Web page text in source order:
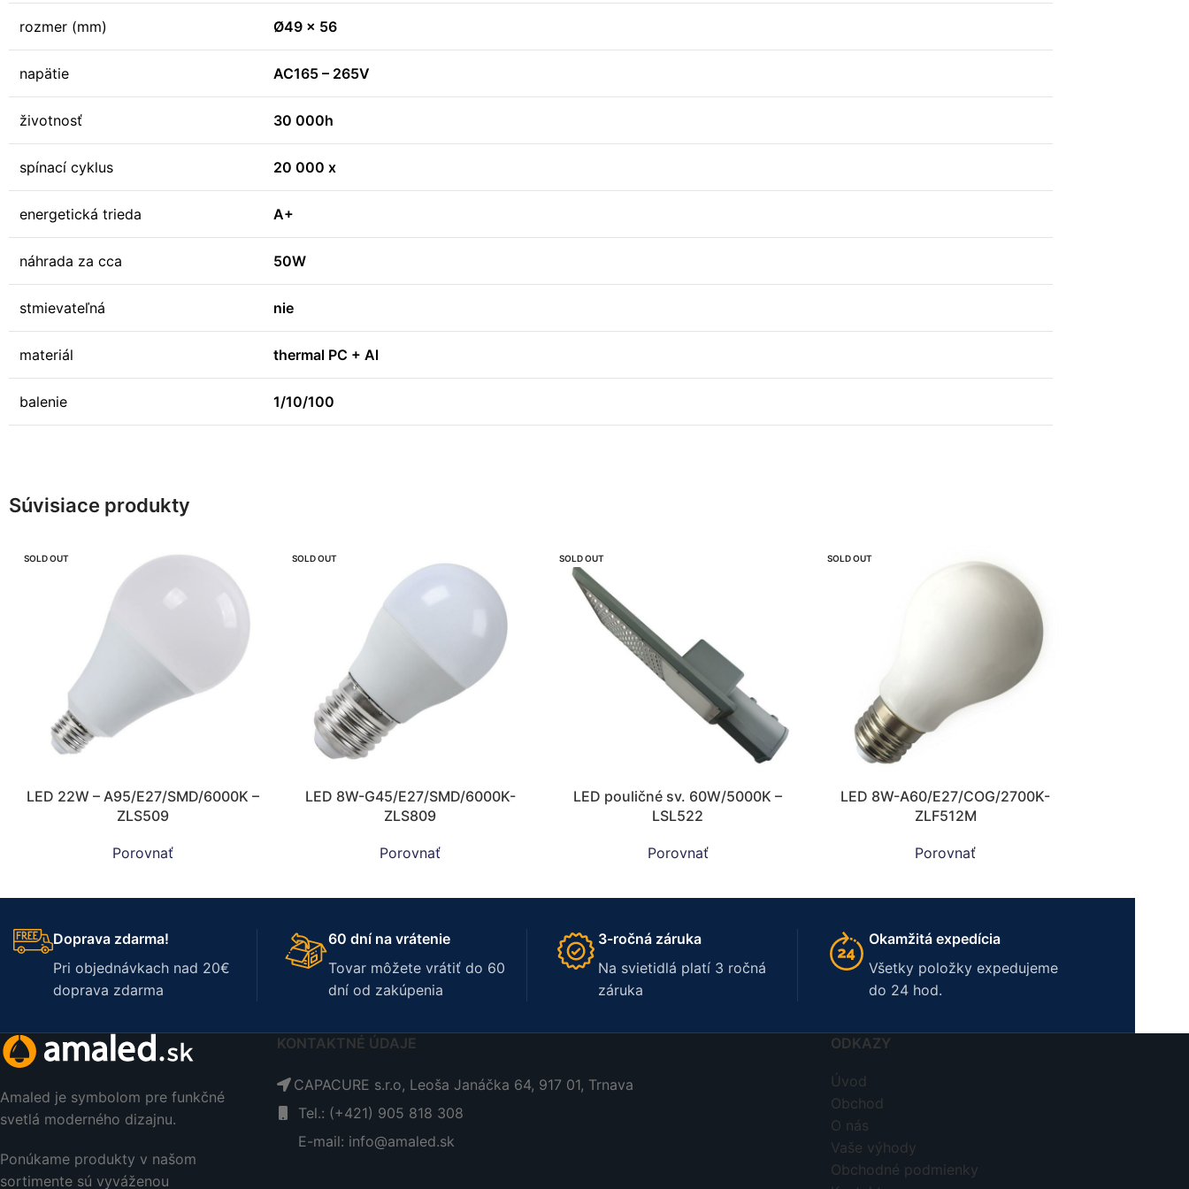
rozmer (mm) Ø49 x 56
napätie AC165 – 265V
životnosť 30 000h
spínací cyklus 20 000 x
energetická trieda A+
náhrada za cca 50W
stmievateľná nie
materiál thermal PC + Al
balenie 1/10/100
Súvisiace produkty
SOLD OUT
LED 22W – A95/E27/SMD/6000K –
ZLS509
Porovnať
SOLD OUT
LED 8W-G45/E27/SMD/6000K-
ZLS809
Porovnať
SOLD OUT
LED pouličné sv. 60W/5000K –
LSL522
Porovnať
SOLD OUT
LED 8W-A60/E27/COG/2700K-
ZLF512M
Porovnať
Doprava zdarma!
Pri objednávkach nad 20€
doprava zdarma
60 dní na vrátenie
Tovar môžete vrátiť do 60
dní od zakúpenia
3-ročná záruka
Na svietidlá platí 3 ročná
záruka
Okamžitá expedícia
Všetky položky expedujeme
do 24 hod.
Amaled je symbolom pre funkčné
svetlá moderného dizajnu.
Ponúkame produkty v našom
sortimente sú vyváženou
KONTAKTNÉ ÚDAJE
CAPACURE s.r.o, Leoša Janáčka 64, 917 01, Trnava
Tel.: (+421) 905 818 308
E-mail: info@amaled.sk
ODKAZY
Úvod
Obchod
O nás
Vaše výhody
Obchodné podmienky